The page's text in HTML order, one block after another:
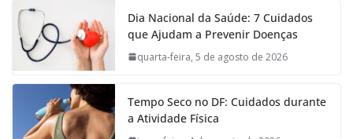
Dia Nacional da Saúde: 7 Cuidados
que Ajudam a Prevenir Doenças
quarta-feira, 5 de agosto de 2026
Tempo Seco no DF: Cuidados durante
a Atividade Física